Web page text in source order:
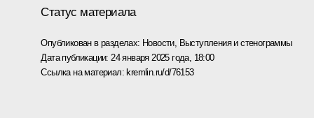
Статус материала
Опубликован в разделах: Новости, Выступления и стенограммы
Дата публикации: 24 января 2025 года, 18:00
Ссылка на материал:kremlin.ru/d/76153